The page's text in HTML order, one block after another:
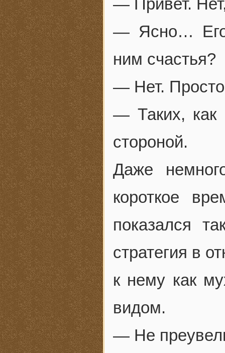
— Привет.
— Ясно… Его
ним счастья?
— Нет. Просто
— Таких, как
стороной.
Даже
короткое
показался
стратегия в
к нему как
видом.
— Не